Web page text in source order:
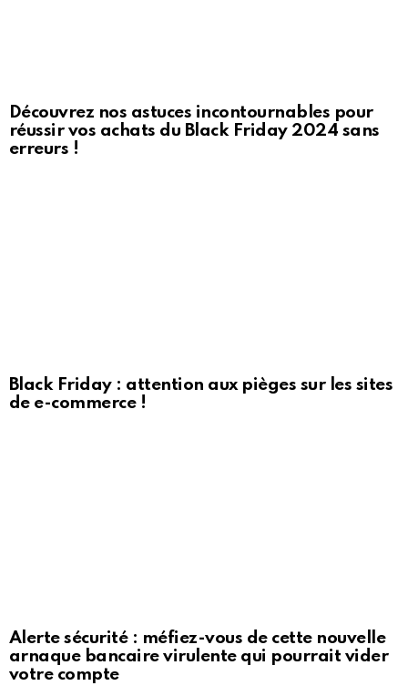
Découvrez nos astuces incontournables pour
réussir vos achats du Black Friday 2024 sans
erreurs !
Black Friday : attention aux pièges sur les sites
de e-commerce !
Alerte sécurité : méfiez-vous de cette nouvelle
arnaque bancaire virulente qui pourrait vider
votre compte